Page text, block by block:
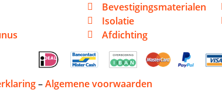
Bevestigingsmaterialen
Isolatie
Afdichting
–Algemene voorwaarden